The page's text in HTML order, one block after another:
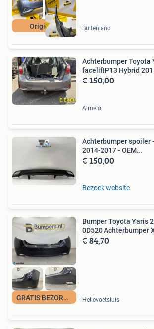
Origineel Buitenland
Achterbumper Toyota
faceliftP13 Hybrid
€ 150,00
Almelo
Achterbumper spoiler
2014-2017 - OEM...
€ 150,00
Bezoek website
GRATIS BEZORGING
Bumper Toyota Yaris
0D520 Achterbumper
€ 84,70
Hellevoetsluis